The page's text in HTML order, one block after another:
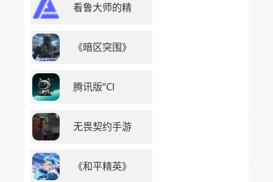
看鲁大师的精
《暗区突围》
腾讯版“Cl
无畏契约手游
《和平精英》